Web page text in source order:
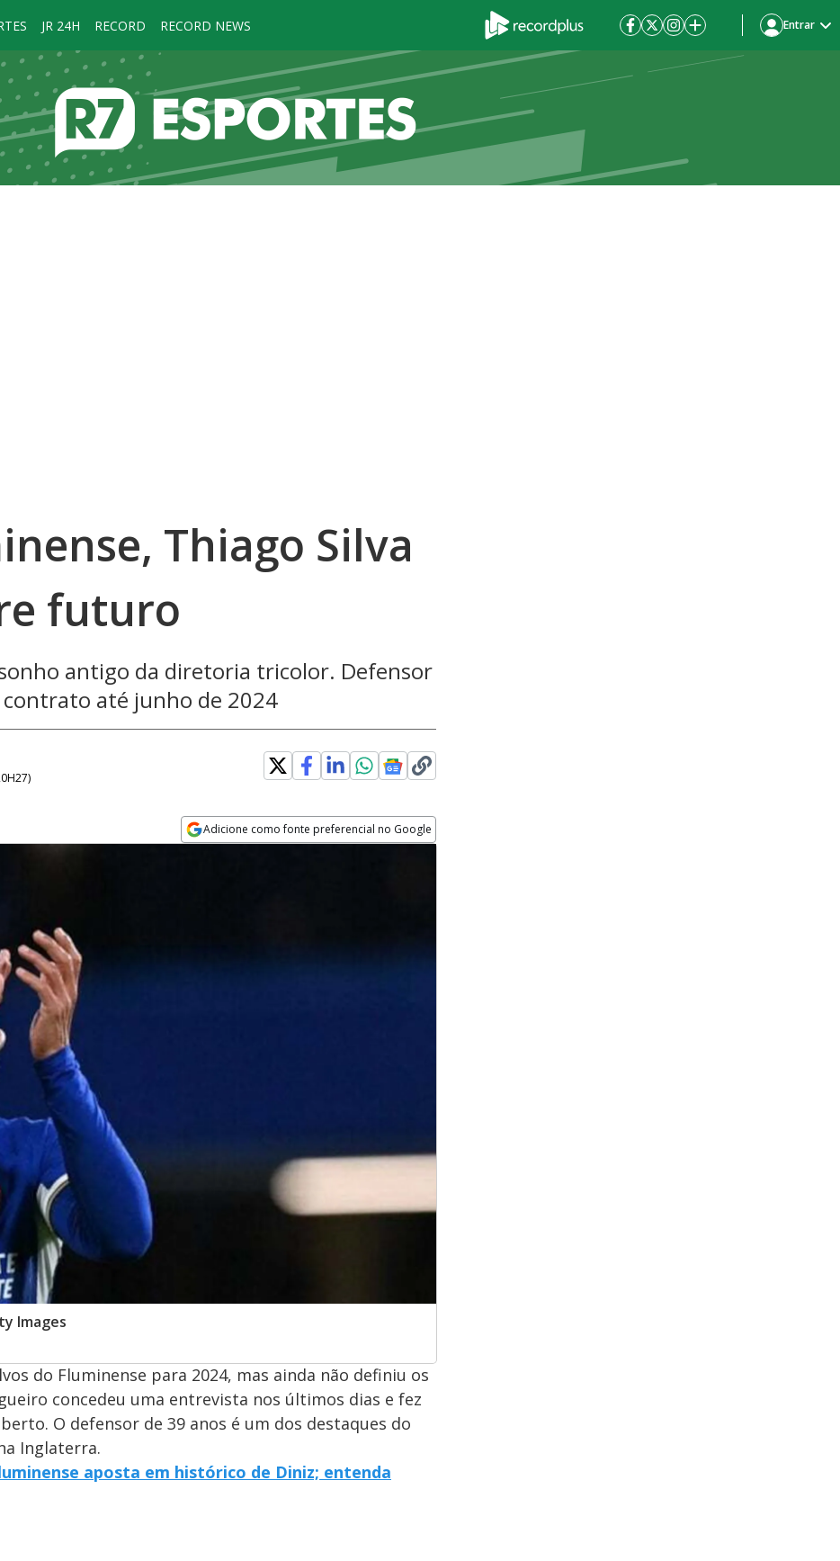
JR 24H RECORD RECORD NEWS Entrar
Thiago Silva
futuro
antigo da diretoria tricolor. Defensor
até junho de 2024
)
Adicione como fonte preferencial no Google
Images
do Fluminense para 2024, mas ainda não definiu os
concedeu uma entrevista nos últimos dias e fez
O defensor de 39 anos é um dos destaques do
Inglaterra.
aposta em histórico de Diniz; entenda